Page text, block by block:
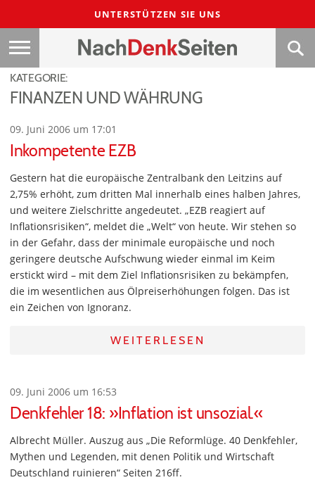
UNTERSTÜTZEN SIE UNS
KATEGORIE:
FINANZEN UND WÄHRUNG
09. Juni 2006 um 17:01
Inkompetente EZB
Gestern hat die europäische Zentralbank den Leitzins auf
2,75% erhöht, zum dritten Mal innerhalb eines halben Jahres,
und weitere Zielschritte angedeutet. „EZB reagiert auf
Inflationsrisiken“, meldet die „Welt“ von heute. Wir stehen so
in der Gefahr, dass der minimale europäische und noch
geringere deutsche Aufschwung wieder einmal im Keim
erstickt wird – mit dem Ziel Inflationsrisiken zu bekämpfen,
die im wesentlichen aus Ölpreiserhöhungen folgen. Das ist
ein Zeichen von Ignoranz.
WEITERLESEN
09. Juni 2006 um 16:53
Denkfehler 18: »Inflation ist unsozial.«
Albrecht Müller. Auszug aus „Die Reformlüge. 40 Denkfehler,
Mythen und Legenden, mit denen Politik und Wirtschaft
Deutschland ruinieren“ Seiten 216ff.